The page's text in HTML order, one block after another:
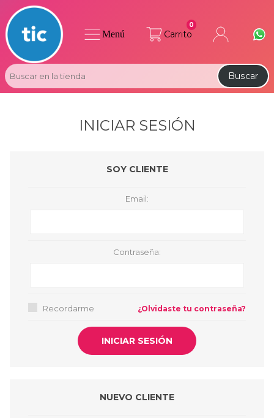
Carrito
0
Buscar
Menú
INICIAR SESIÓN
SOY CLIENTE
Email:
Contraseña:
Recordarme ¿Olvidaste tu contraseña?
NUEVO CLIENTE